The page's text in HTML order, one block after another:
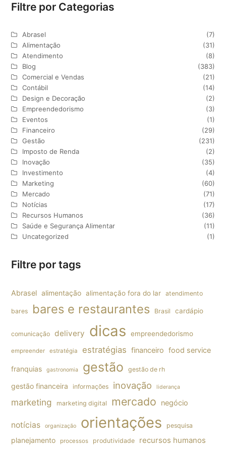
Filtre por Categorias
Abrasel
(7)
Alimentação
(31)
Atendimento
(8)
Blog
(383)
Comercial e Vendas
(21)
Contábil
(14)
Design e Decoração
(2)
Empreendedorismo
(3)
Eventos
(1)
Financeiro
(29)
Gestão
(231)
Imposto de Renda
(2)
Inovação
(35)
Investimento
(4)
Marketing
(60)
Mercado
(71)
Notícias
(17)
Recursos Humanos
(36)
Saúde e Segurança Alimentar
(11)
Uncategorized
(1)
Filtre por tags
Abrasel alimentação alimentação fora do lar atendimento
bares bares e restaurantes Brasil cardápio
comunicação delivery dicas empreendedorismo
empreender estratégia estratégias financeiro food service
franquias gastronomia gestão gestão de rh
gestão financeira informações inovação liderança
marketing marketing digital mercado negócio
notícias organização orientações pesquisa
planejamento processos produtividade recursos humanos